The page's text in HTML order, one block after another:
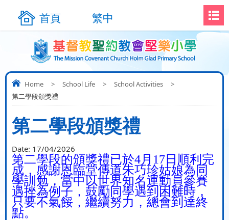
首頁 繁中
Home > School Life > School Activities
>
第二學段頒獎禮
第二學段頒獎禮
Date: 17/04/2026
第二學段的頒獎禮已於4月 17日順利完
成，感謝恩臨堂傳道朱巧珍姑娘為同
學訓勉，當中以世界知名運動員參賽
遇挫為例子，鼓勵同學遇到困難時，
只要不氣餒，繼續努力，總會到達終
點。